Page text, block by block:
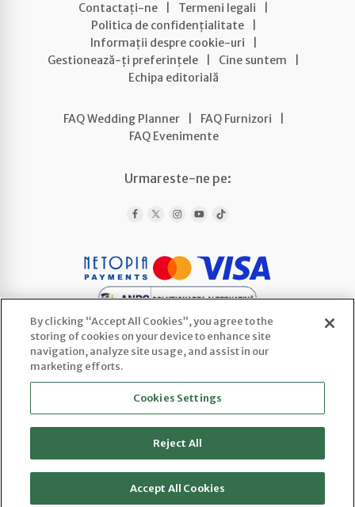
Contactați-ne Termeni legali
Politica de confidențialitate
Informații despre cookie-uri
Gestionează-ți preferințele
Cine suntem
Echipa editorială
FAQ Wedding Planner FAQ Furnizori
FAQ Evenimente
Urmareste-ne pe:
WEDLINE AGENCY SRL
CUI: 52443922 | Reg. Com.: J2025066800003
Sediu social: Str. Ploscaru 29 Cod 117716,
Enculesti, Jud. Argeș
By clicking “Accept All Cookies”, you agree to the
storing of cookies on your device to enhance site
navigation, analyze site usage, and assist in our
marketing efforts.
Cookies Settings
Reject All
Accept All Cookies